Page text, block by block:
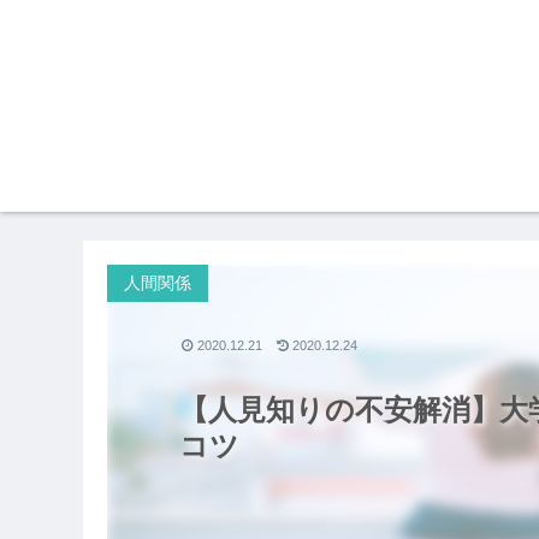
【人見知りの不安解消】
コツ
人間関係
2020.12.21 2020.12.24